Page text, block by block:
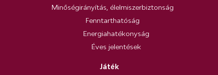
Minőségirányítás, élelmiszerbiztonság
Fenntarthatóság
Energiahatékonyság
Éves jelentések
Játék